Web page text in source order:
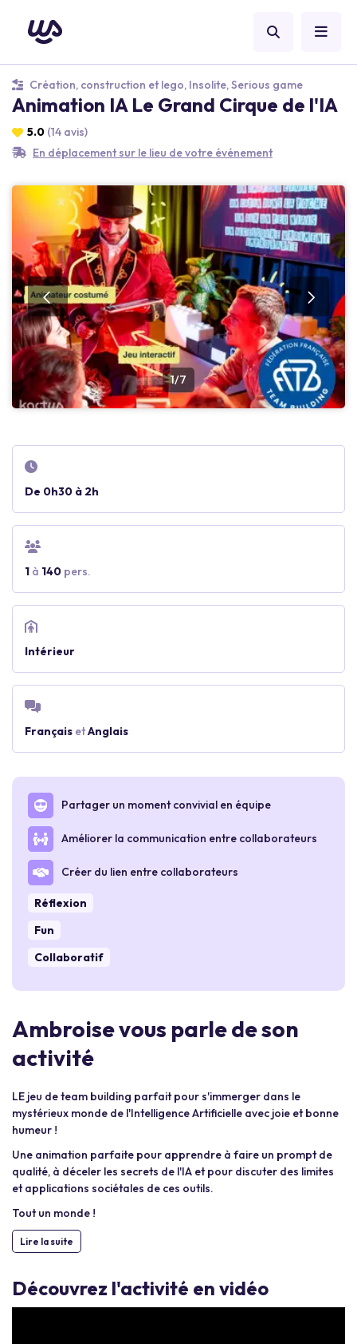
Création, construction et lego, Insolite, Serious game
Animation IA Le Grand Cirque de l'IA
5.0 (14 avis)
En déplacement sur le lieu de votre événement
1/7
De 0h30 à 2h
1 à 140 pers.
Intérieur
Français etAnglais
Partager un moment convivial en équipe
Améliorer la communication entre collaborateurs
Créer du lien entre collaborateurs
Réflexion
Fun
Collaboratif
Ambroise vous parle de son
activité
LE jeu de team building parfait pour s'immerger dans le
mystérieux monde de l'Intelligence Artificielle avec joie et bonne
humeur !
Une animation parfaite pour apprendre à faire un prompt de
qualité, à déceler les secrets de l'IA et pour discuter des limites
et applications sociétales de ces outils.
Tout un monde !
Lire la suite
Découvrez l'activité en vidéo